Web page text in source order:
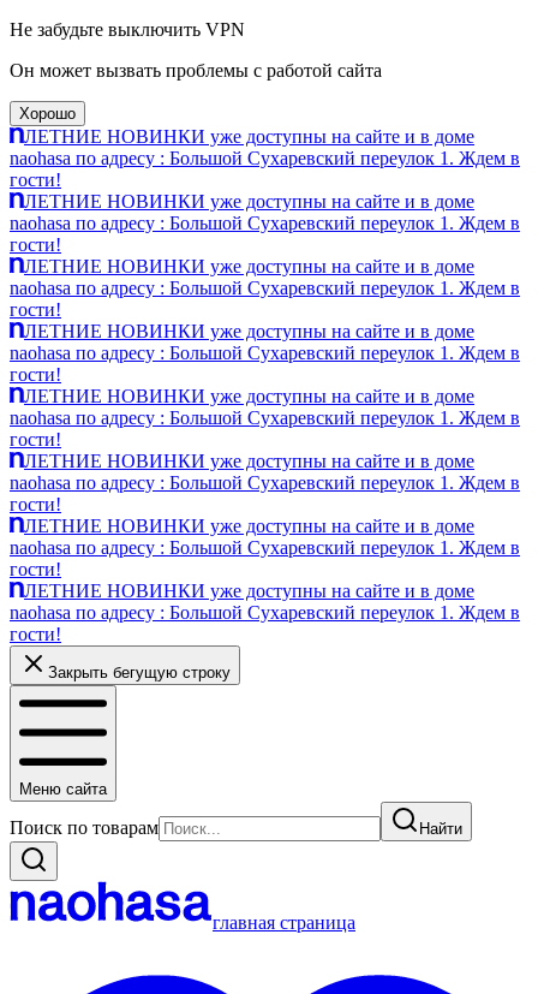
Не забудьте выключить VPN
Он может вызвать проблемы с работой сайта
Хорошо
ЛЕТНИЕ НОВИНКИ уже доступны на сайте и в доме
naohasa по адресу : Большой Сухаревский переулок 1. Ждем в
гости!
ЛЕТНИЕ НОВИНКИ уже доступны на сайте и в доме
naohasa по адресу : Большой Сухаревский переулок 1. Ждем в
гости!
ЛЕТНИЕ НОВИНКИ уже доступны на сайте и в доме
naohasa по адресу : Большой Сухаревский переулок 1. Ждем в
гости!
ЛЕТНИЕ НОВИНКИ уже доступны на сайте и в доме
naohasa по адресу : Большой Сухаревский переулок 1. Ждем в
гости!
ЛЕТНИЕ НОВИНКИ уже доступны на сайте и в доме
naohasa по адресу : Большой Сухаревский переулок 1. Ждем в
гости!
ЛЕТНИЕ НОВИНКИ уже доступны на сайте и в доме
naohasa по адресу : Большой Сухаревский переулок 1. Ждем в
гости!
ЛЕТНИЕ НОВИНКИ уже доступны на сайте и в доме
naohasa по адресу : Большой Сухаревский переулок 1. Ждем в
гости!
ЛЕТНИЕ НОВИНКИ уже доступны на сайте и в доме
naohasa по адресу : Большой Сухаревский переулок 1. Ждем в
гости!
Закрыть бегущую строку
Меню сайта
Поиск по товарам Найти
главная страница